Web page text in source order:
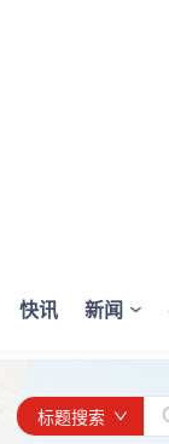
快讯 新闻
标题搜索